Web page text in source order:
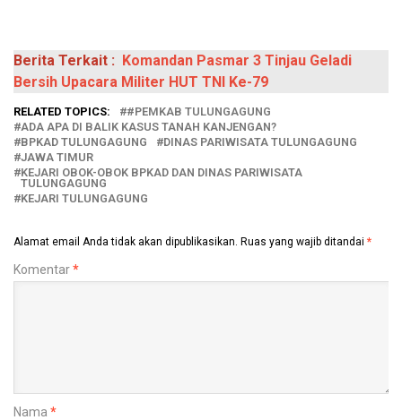
Berita Terkait : Komandan Pasmar 3 Tinjau Geladi
Bersih Upacara Militer HUT TNI Ke-79
RELATED TOPICS:
#PEMKAB TULUNGAGUNG
ADA APA DI BALIK KASUS TANAH KANJENGAN?
BPKAD TULUNGAGUNG
DINAS PARIWISATA TULUNGAGUNG
JAWA TIMUR
KEJARI OBOK-OBOK BPKAD DAN DINAS PARIWISATA
TULUNGAGUNG
KEJARI TULUNGAGUNG
Alamat email Anda tidak akan dipublikasikan. Ruas yang wajib ditandai *
Komentar*
Nama *